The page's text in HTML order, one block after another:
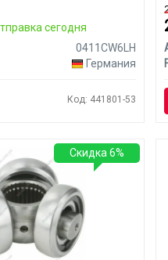
сегодня
0411CW6LH
Германия
Код: 441801-53
Скидка 6%